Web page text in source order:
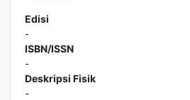
Edisi
-
ISBN/ISSN
-
Deskripsi Fisik
-